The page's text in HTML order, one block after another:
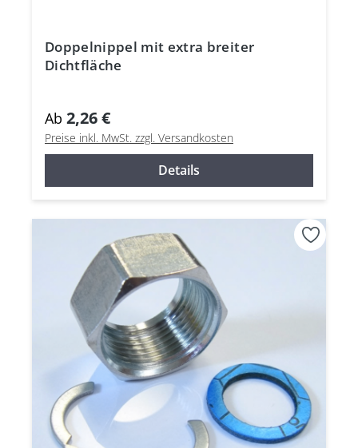
Doppelnippel mit extra breiter
Dichtfläche
Ab 2,26 €
Preise inkl. MwSt. zzgl. Versandkosten
Details